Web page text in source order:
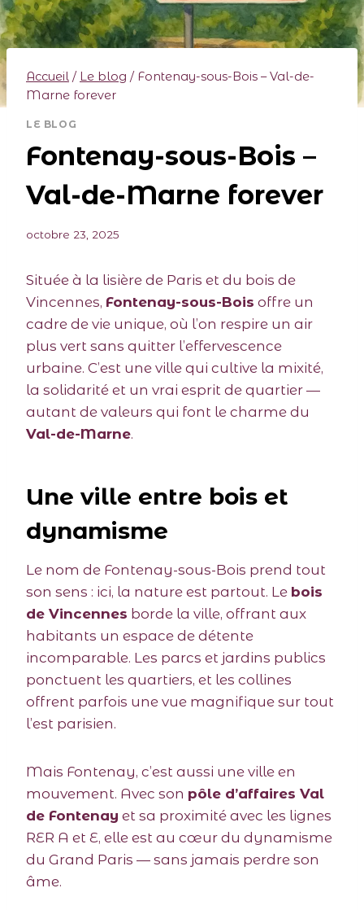
Accueil / Le blog / Fontenay-sous-Bois – Val-de-
Marne forever
LE BLOG
Fontenay-sous-Bois –
Val-de-Marne forever
octobre 23, 2025
Située à la lisière de Paris et du bois de
Vincennes, Fontenay-sous-Bois offre un
cadre de vie unique, où l’on respire un air
plus vert sans quitter l’effervescence
urbaine. C’est une ville qui cultive la mixité,
la solidarité et un vrai esprit de quartier —
autant de valeurs qui font le charme du
Val-de-Marne.
Une ville entre bois et
dynamisme
Le nom de Fontenay-sous-Bois prend tout
son sens : ici, la nature est partout. Le bois
de Vincennes borde la ville, offrant aux
habitants un espace de détente
incomparable. Les parcs et jardins publics
ponctuent les quartiers, et les collines
offrent parfois une vue magnifique sur tout
l’est parisien.
Mais Fontenay, c’est aussi une ville en
mouvement. Avec son pôle d’affaires Val
de Fontenay et sa proximité avec les lignes
RER A et E, elle est au cœur du dynamisme
du Grand Paris — sans jamais perdre son
âme.